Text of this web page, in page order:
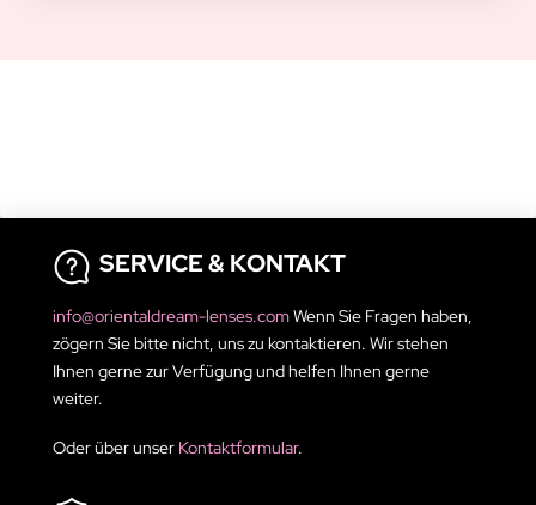
SERVICE & KONTAKT
info@orientaldream-lenses.comWenn Sie Fragen haben,
zögern Sie bitte nicht, uns zu kontaktieren. Wir stehen
Ihnen gerne zur Verfügung und helfen Ihnen gerne
weiter.
Oder über unser Kontaktformular.